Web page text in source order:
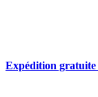
Expédition gratuite